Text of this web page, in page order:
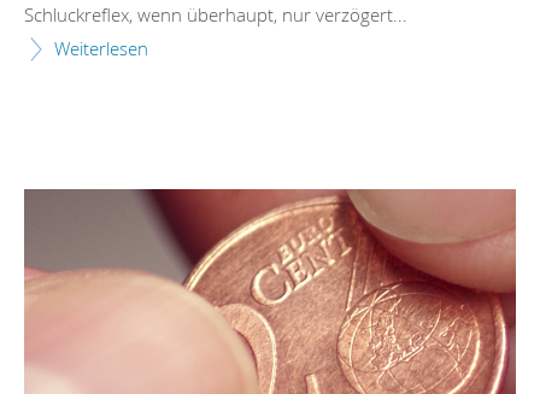
Schluckreflex, wenn überhaupt, nur verzögert...
Weiterlesen